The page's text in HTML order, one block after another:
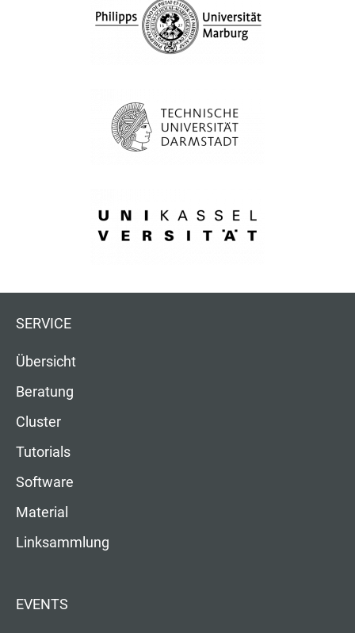
SERVICE
Übersicht
Beratung
Cluster
Tutorials
Software
Material
Linksammlung
EVENTS